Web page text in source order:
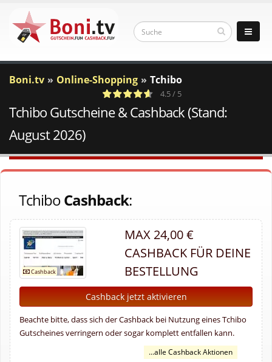
Boni.tv Online-Shopping Tchibo
a
c
4 Votes
4.5 / 5
Tchibo Gutscheine & Cashback (Stand:
August 2026)
TchiboCashback:
MAX 24,00 €
CASHBACK FÜR DEINE
BESTELLUNG
Cashback jetzt aktivieren
Beachte bitte, dass sich der Cashback bei Nutzung eines Tchibo
Gutscheines verringern oder sogar komplett entfallen kann.
...alle Cashback Aktionen